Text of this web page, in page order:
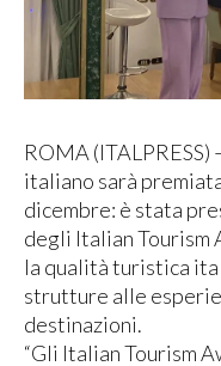
ROMA (ITALPRESS)
italiano sarà
dicembre: è stata
degli Italian Tourism
la qualità turistica
strutture alle
destinazioni.
“Gli Italian Tourism